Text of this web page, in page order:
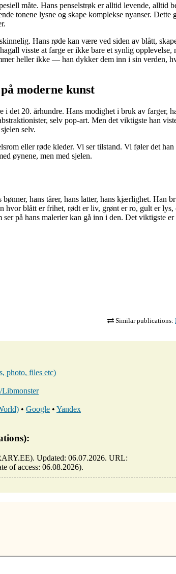
måte. Hans penselstrøk er alltid levende, alltid
tonene lysne og skape komplekse nyanser. Dette
Hans røde kan være ved siden av blått,
visste at farge er ikke bare et synlig opplevelse,
heller ikke — han dykker dem inn i sin verden,
moderne kunst
det 20. århundre. Hans modighet i bruk av farger,
selv pop-art. Men det viktigste han
selv.
eller røde kleder. Vi ser tilstand. Vi føler det
øynene, men med sjelen.
hans tårer, hans latter, hans kjærlighet. Han
hvor blått er frihet, rødt er liv, grønt er ro, gult er
på hans malerier kan gå inn i den. Det viktigste
Similar publications:
photo, files etc)
Libmonster
• Google • Yandex
Updated: 06.07.2026. URL:
of access: 06.08.2026).